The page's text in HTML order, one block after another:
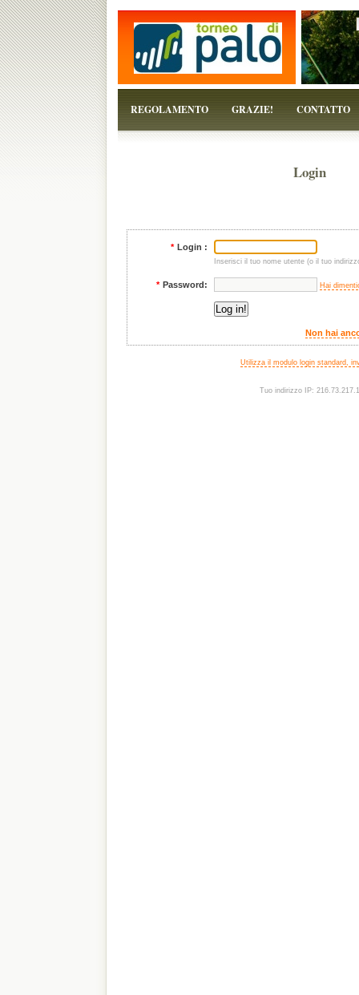
REGOLAMENTO GRAZIE! CONTATTO
Login
* Login :
Inserisci il tuo nome utente (o il tuo
* Password: Hai
Non hai
Utilizza il modulo login standard,
Tuo indirizzo IP: 216.73.217.1